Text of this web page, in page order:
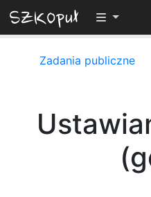
Przełącz
Zadania publiczne